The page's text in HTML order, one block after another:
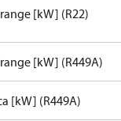
[kW] (R22)
[kW] (R449A)
[kW] (R449A)